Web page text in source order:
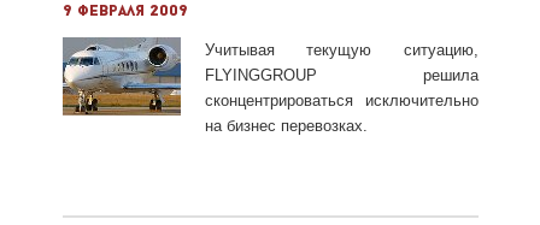
9 февраля 2009
Учитывая текущую ситуацию,
FLYINGGROUP решила
сконцентрироваться исключительно
на бизнес перевозках.